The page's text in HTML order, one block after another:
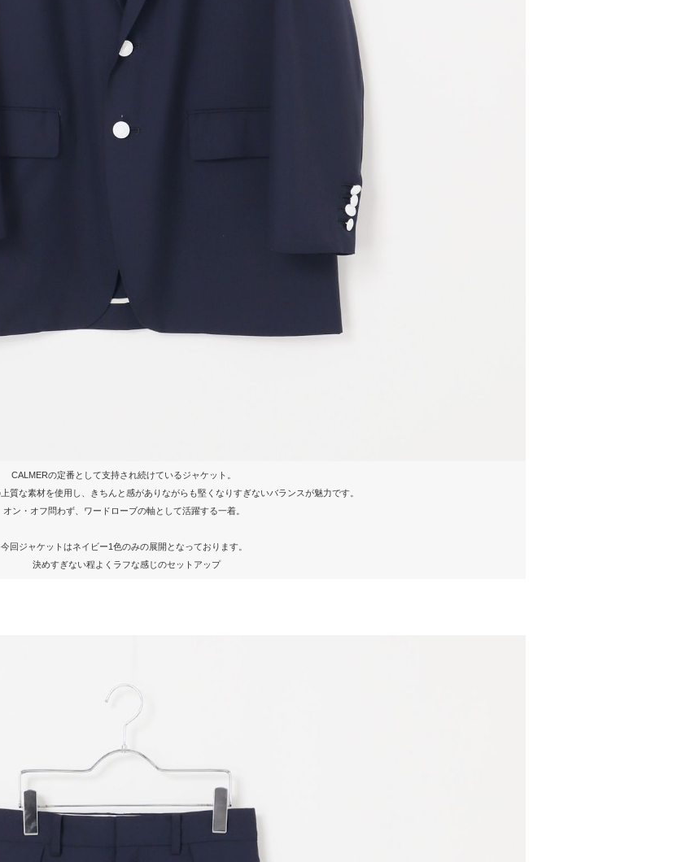
CALMERの定番として支持され続けているジャケット。
質な素材を使用し、きちんと感がありながらも堅くなりすぎないバランスが魅力です。
オン・オフ問わず、ワードローブの軸として活躍する一着。
今回ジャケットはネイビー1色のみの展開となっております。
決めすぎない程よくラフな感じのセットアップ